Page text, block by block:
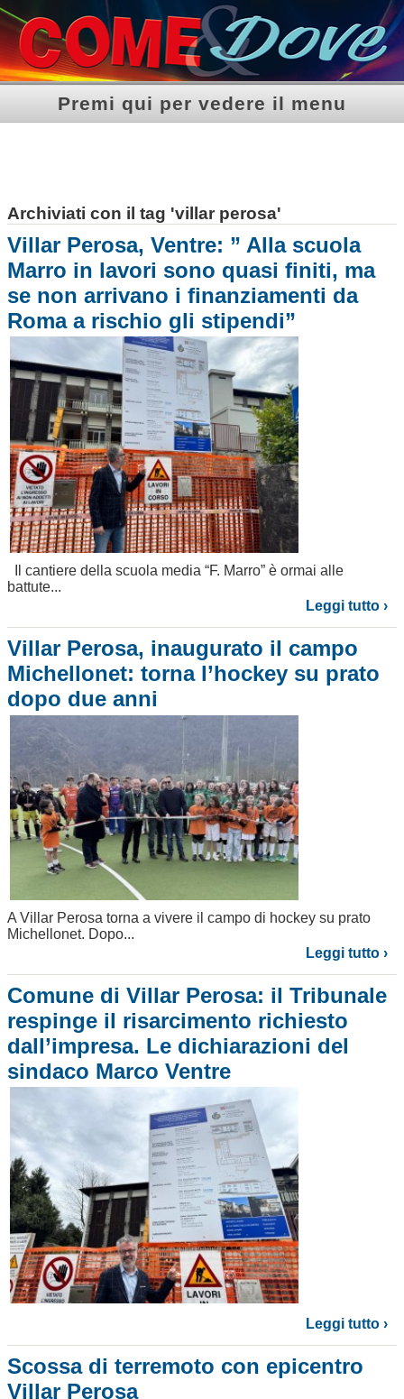
Premi qui per vedere il menu
Archiviati con il tag 'villar perosa'
Villar Perosa, Ventre: ” Alla scuola
Marro in lavori sono quasi finiti, ma
se non arrivano i finanziamenti da
Roma a rischio gli stipendi”
Il cantiere della scuola media “F. Marro” è ormai alle
battute...
Leggi tutto ›
Villar Perosa, inaugurato il campo
Michellonet: torna l’hockey su prato
dopo due anni
A Villar Perosa torna a vivere il campo di hockey su prato
Michellonet. Dopo...
Leggi tutto ›
Comune di Villar Perosa: il Tribunale
respinge il risarcimento richiesto
dall’impresa. Le dichiarazioni del
sindaco Marco Ventre
Leggi tutto ›
Scossa di terremoto con epicentro
Villar Perosa